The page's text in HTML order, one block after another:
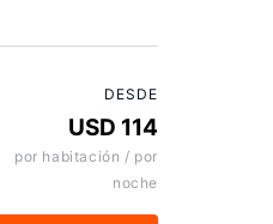
DESDE
USD 114
por habitación / por
noche